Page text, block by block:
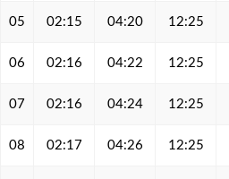
05 02:15 04:20 12:25
06 02:16 04:22 12:25
07 02:16 04:24 12:25
08 02:17 04:26 12:25